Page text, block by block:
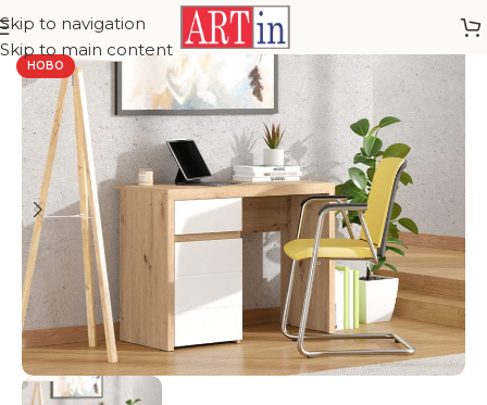
Skip to navigation
Skip to main content
НОВО